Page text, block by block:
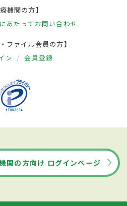
療機関の方】
あたって お問い合わせ
ファイル会員の方】
ン 会員登録
関の方向け ログインページ